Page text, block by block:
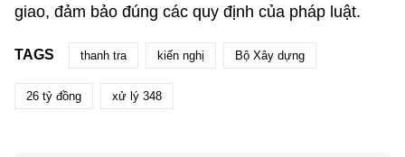
giao, đảm bảo đúng các quy định của pháp luật.
TAGS thanh tra kiến nghị Bộ Xây dựng
26 tỷ đồng xử lý 348